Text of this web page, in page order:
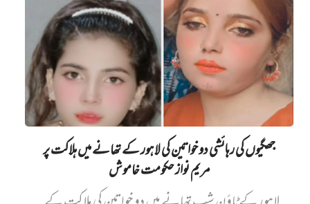
جھگیوں کی رہائشی دو خواتین کی لاہور کے تھانے میں‌ ہلاکت پر
مریم نواز حکومت خاموش